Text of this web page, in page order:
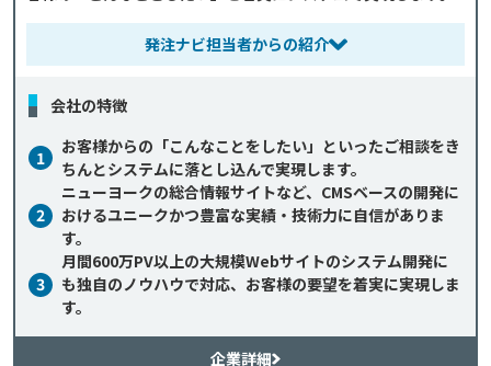
発注ナビ担当者からの紹介
会社の特徴
1
お客様からの「こんなことをしたい」といったご相談をき
ちんとシステムに落とし込んで実現します。
2
ニューヨークの総合情報サイトなど、CMSベースの開発に
おけるユニークかつ豊富な実績・技術力に自信がありま
す。
3
月間600万PV以上の大規模Webサイトのシステム開発に
も独自のノウハウで対応、お客様の要望を着実に実現しま
す。
企業詳細